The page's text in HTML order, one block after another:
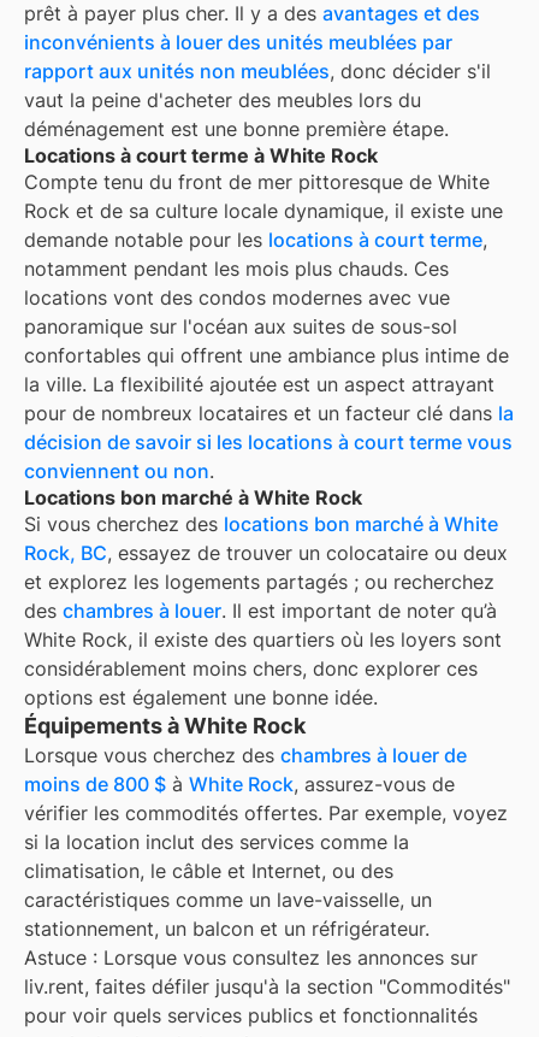
prêt à payer plus cher. Il y a des avantages et des
inconvénients à louer des unités meublées par
rapport aux unités non meublées, donc décider s'il
vaut la peine d'acheter des meubles lors du
déménagement est une bonne première étape.
Locations à court terme à White Rock
Compte tenu du front de mer pittoresque de White
Rock et de sa culture locale dynamique, il existe une
demande notable pour les locations à court terme,
notamment pendant les mois plus chauds. Ces
locations vont des condos modernes avec vue
panoramique sur l'océan aux suites de sous-sol
confortables qui offrent une ambiance plus intime de
la ville. La flexibilité ajoutée est un aspect attrayant
pour de nombreux locataires et un facteur clé dans la
décision de savoir si les locations à court terme vous
conviennent ou non.
Locations bon marché à White Rock
Si vous cherchez des locations bon marché à White
Rock, BC, essayez de trouver un colocataire ou deux
et explorez les logements partagés ; ou recherchez
des chambres à louer. Il est important de noter qu’à
White Rock, il existe des quartiers où les loyers sont
considérablement moins chers, donc explorer ces
options est également une bonne idée.
Équipements à White Rock
Lorsque vous cherchez des chambres à louer de
moins de 800 $ à White Rock, assurez-vous de
vérifier les commodités offertes. Par exemple, voyez
si la location inclut des services comme la
climatisation, le câble et Internet, ou des
caractéristiques comme un lave-vaisselle, un
stationnement, un balcon et un réfrigérateur.
Astuce : Lorsque vous consultez les annonces sur
liv.rent, faites défiler jusqu'à la section "Commodités"
pour voir quels services publics et fonctionnalités